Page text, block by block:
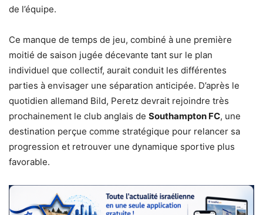
de l’équipe.
Ce manque de temps de jeu, combiné à une première
moitié de saison jugée décevante tant sur le plan
individuel que collectif, aurait conduit les différentes
parties à envisager une séparation anticipée. D’après le
quotidien allemand Bild, Peretz devrait rejoindre très
prochainement le club anglais de Southampton FC, une
destination perçue comme stratégique pour relancer sa
progression et retrouver une dynamique sportive plus
favorable.